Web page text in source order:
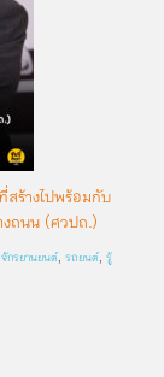
ร้างไปพร้อมกับ
งถนน (ศวปถ.)
กรยานยนต์, รถยนต์, รู้